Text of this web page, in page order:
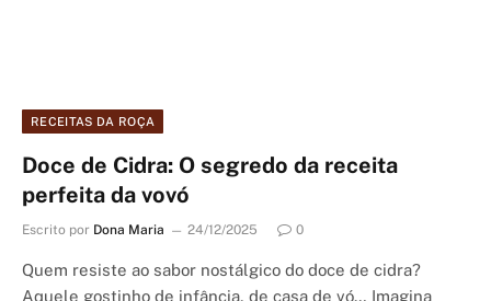
RECEITAS DA ROÇA
Doce de Cidra: O segredo da receita
perfeita da vovó
Escrito por Dona Maria 24/12/2025 0
Quem resiste ao sabor nostálgico do doce de cidra?
Aquele gostinho de infância, de casa de vó… Imagina